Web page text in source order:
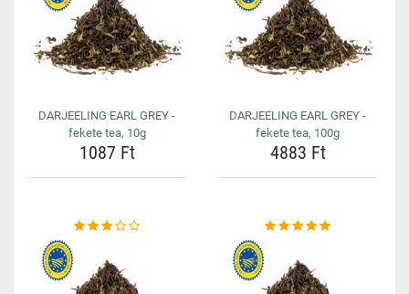
DARJEELING EARL GREY -
fekete tea, 10g
1087 Ft
DARJEELING EARL GREY -
fekete tea, 100g
4883 Ft